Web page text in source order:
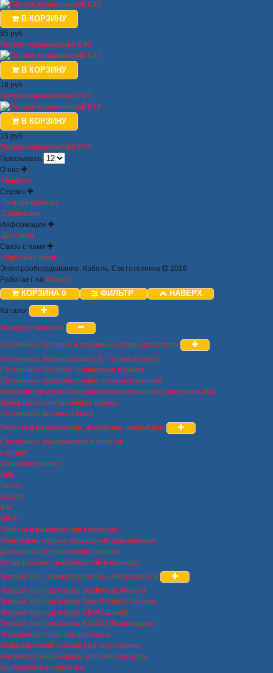
В КОРЗИНУ
85 руб
Патрон керамический Е40
В КОРЗИНУ
18 руб
Патрон керамический Е27
В КОРЗИНУ
15 руб
Патрон керамический Е14
Показывать
О нас
Новости
Сервис
Личный кабинет
Сравнение
Информация
Доставка
Связь с нами
Обратная связь
Электрооборудование. Кабель. Светотехника
2016
Работает на InSales
КОРЗИНА 0 ФИЛЬТР НАВЕРХ
Каталог
Интернет-магазин
Солнечные батареи и вакуумные водонагреватели
Солнечные водонагреватели , Гелиосистемы
Солнечные батареи - солнечные панели
Солнечные электростанции готовые решения
Аккумуляторы для альтернативных источников энергии и ИБП
Инверторы / контроллеры заряда
Солнечная энергия в быту
Розетки и выключатели, домофоны, умный дом
Сенсорные выключатели и розетки
Legrand
Schneider Electric
ABB
Simon
Lezard
IEK
GIRA
Розетки и выключатели наружние
Умный дом, пульты управления освещением
Домофоны, беспроводные звонки
Ретро розетки , выключатели и провода
Теплый пол, терморегуляторы, обогреватели
Теплый пол под плитку SouthHeat (Корея)
Теплый пол под плитку NanoThermal (Корея)
Теплый пол под плитку DEVI (Дания)
Теплый пол под плитку ENSTO (Финляндия)
Терморегуляторы теплого пола
Инфракрасный теплый пол под ламинат
Нагревательный кабель для теплого пола
Карбоновый теплый пол